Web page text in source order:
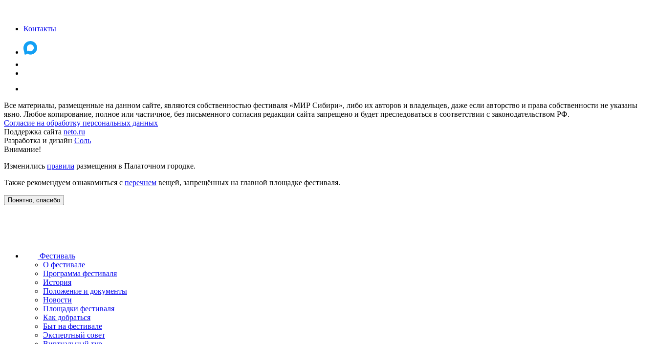
Контакты
Все материалы, размещенные на данном сайте, являются собственностью фестиваля «МИР Сибири», либо их авторов и владельцев, даже если авторство и права собственности не указаны
явно. Любое копирование, полное или частичное, без письменного согласия редакции сайта запрещено и будет преследоваться в соответствии с законодательством РФ.
Согласие на обработку персональных данных
Поддержка сайта neto.ru
Разработка и дизайн Соль
Внимание!
Изменились правила размещения в Палаточном городке.
Также рекомендуем ознакомиться с перечнем вещей, запрещённых на главной площадке фестиваля.
Понятно, спасибо
Фестиваль
О фестивале
Программа фестиваля
История
Положение и документы
Новости
Площадки фестиваля
Как добраться
Быт на фестивале
Экспертный совет